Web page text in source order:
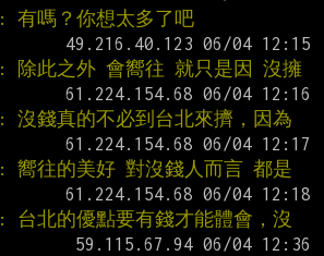
: 有嗎？你想太多了吧
: 除此之外 會嚮往 就只是因 沒擁
: 沒錢真的不必到台北來擠，因為
: 嚮往的美好 對沒錢人而言 都是
: 台北的優點要有錢才能體會，沒